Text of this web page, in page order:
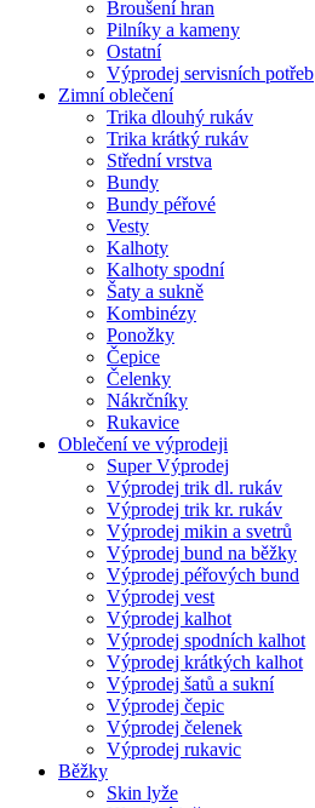
Broušení hran
Pilníky a kameny
Ostatní
Výprodej servisních potřeb
Zimní oblečení
Trika dlouhý rukáv
Trika krátký rukáv
Střední vrstva
Bundy
Bundy péřové
Vesty
Kalhoty
Kalhoty spodní
Šaty a sukně
Kombinézy
Ponožky
Čepice
Čelenky
Nákrčníky
Rukavice
Oblečení ve výprodeji
Super Výprodej
Výprodej trik dl. rukáv
Výprodej trik kr. rukáv
Výprodej mikin a svetrů
Výprodej bund na běžky
Výprodej péřových bund
Výprodej vest
Výprodej kalhot
Výprodej spodních kalhot
Výprodej krátkých kalhot
Výprodej šatů a sukní
Výprodej čepic
Výprodej čelenek
Výprodej rukavic
Běžky
Skin lyže